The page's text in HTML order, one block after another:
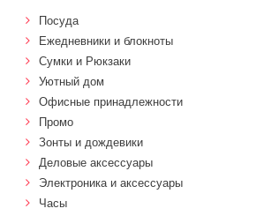
Посуда
Ежедневники и блокноты
Сумки и Рюкзаки
Уютный дом
Офисные принадлежности
Промо
Зонты и дождевики
Деловые аксессуары
Электроника и аксессуары
Часы